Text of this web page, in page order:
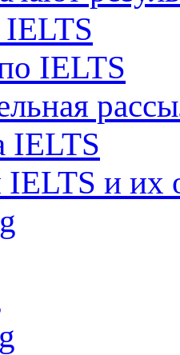
IELTS
IELTS
и их